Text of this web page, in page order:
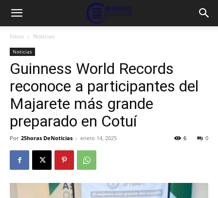
Inicio Noticias
Noticias
Guinness World Records
reconoce a participantes del
Majarete más grande
preparado en Cotuí
Por 25horas DeNoticias - enero 14, 2025 0
6